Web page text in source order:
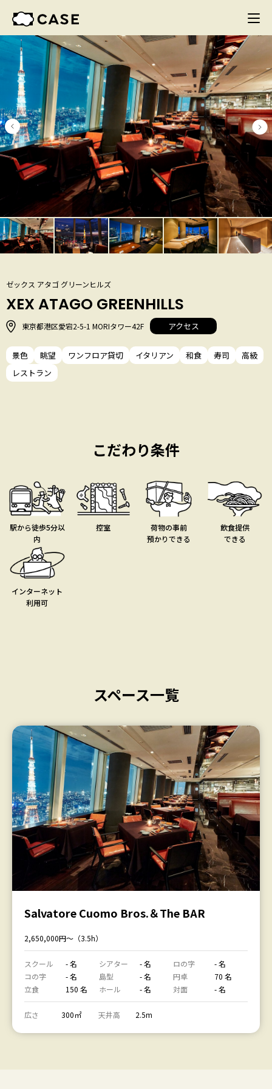
ゼックス アタゴ グリーンヒルズ
XEX ATAGO GREENHILLS
東京都港区愛宕2-5-1 MORIタワー42F アクセス
景色 眺望 ワンフロア貸切 イタリアン 和食 寿司
高級
レストラン
こだわり条件
駅から徒歩5分以
内
控室
荷物の事前
預かりできる
飲食提供
できる
インターネット
利用可
スペース一覧
Salvatore Cuomo Bros.＆The BAR
2,650,000円〜（3.5h）
スクール - 名 シアター - 名 ロの字
- 名
コの字
- 名 島型 - 名 円卓
70 名
立食
150 名 ホール - 名 対面 - 名
広さ 300㎡ 天井高 2.5m